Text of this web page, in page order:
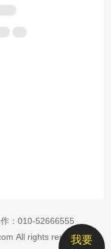
我要
： 010-52666555
All rights reserved